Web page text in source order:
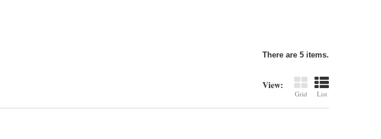
There are 5 items.
View:
Grid List